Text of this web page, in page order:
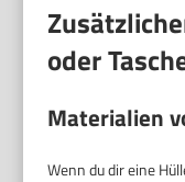
oder
Materialien
Wenn du dir eine